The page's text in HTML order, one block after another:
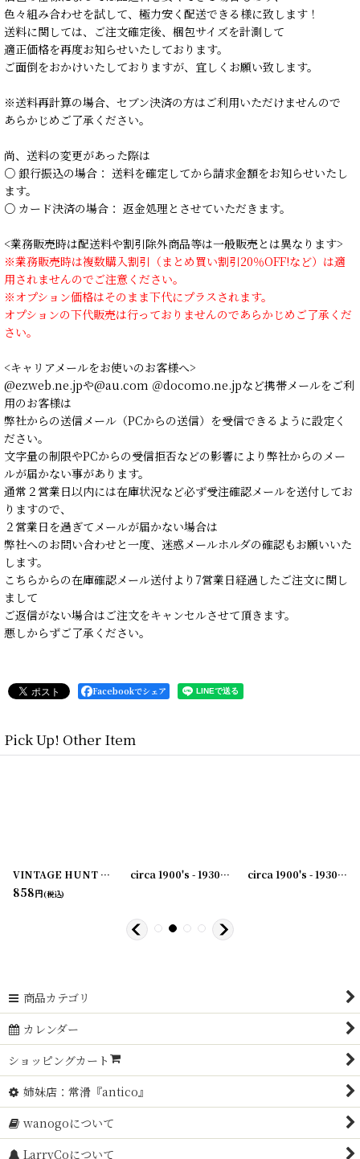
色々組み合わせを試して、極力安く配送できる様に致します！
送料に関しては、ご注文確定後、梱包サイズを計測して
適正価格を再度お知らせいたしております。
ご面倒をおかけいたしておりますが、宜しくお願い致します。
※送料再計算の場合、セブン決済の方はご利用いただけませんので
あらかじめご了承ください。
尚、送料の変更があった際は
○ 銀行振込の場合： 送料を確定してから請求金額をお知らせいたし
ます。
○ カード決済の場合： 返金処理とさせていただきます。
<業務販売時は配送料や割引除外商品等は一般販売とは異なります>
※業務販売時は複数購入割引（まとめ買い割引20％OFF!など）は適
用されませんのでご注意ください。
※オプション価格はそのまま下代にプラスされます。
オプションの下代販売は行っておりませんのであらかじめご了承くだ
さい。
<キャリアメールをお使いのお客様へ>
@ezweb.ne.jpや@au.com ＠docomo.ne.jpなど携帯メールをご利
用のお客様は
弊社からの送信メール（PCからの送信）を受信できるように設定く
ださい。
文字量の制限やPCからの受信拒否などの影響により弊社からのメー
ルが届かない事があります。
通常２営業日以内には在庫状況など必ず受注確認メールを送付してお
りますので、
２営業日を過ぎてメールが届かない場合は
弊社へのお問い合わせと一度、迷惑メールホルダの確認もお願いいた
します。
こちらからの在庫確認メール送付より7営業日経過したご注文に関し
まして
ご返信がない場合はご注文をキャンセルさせて頂きます。
悪しからずご了承ください。
Facebookでシェア
Pick Up! Other Item
[231003-36]
231003-41] [
VINTAGE HUNT CLIP No.2 ブルドッククリップ 231003-44]
858円(税込)
circa 1900's - 1930's Advertising Clip THE SAME YESTERDAY TODAY AND FOREVER...アドバタイジング クリップ circa 1900's - 1930's Advertising Clip THE RWK COMPANY...アドバタイジング クリップ
商品カテゴリ
カレンダー
ショッピングカート
姉妹店：常滑『antico』
wanogoについて
LarryCoについて